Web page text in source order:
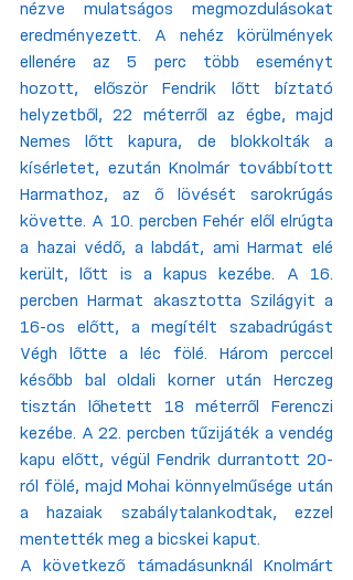
nézve mulatságos megmozdulásokat
eredményezett. A nehéz körülmények
ellenére az 5 perc több eseményt
hozott, először Fendrik lőtt bíztató
helyzetből, 22 méterről az égbe, majd
Nemes lőtt kapura, de blokkolták a
kísérletet, ezután Knolmár továbbított
Harmathoz, az ő lövését sarokrúgás
követte. A 10. percben Fehér elől elrúgta
a hazai védő, a labdát, ami Harmat elé
került, lőtt is a kapus kezébe. A 16.
percben Harmat akasztotta Szilágyit a
16-os előtt, a megítélt szabadrúgást
Végh lőtte a léc fölé. Három perccel
később bal oldali korner után Herczeg
tisztán lőhetett 18 méterről Ferenczi
kezébe. A 22. percben tűzijáték a vendég
kapu előtt, végül Fendrik durrantott 20-
ról fölé, majd Mohai könnyelműsége után
a hazaiak szabálytalankodtak, ezzel
mentették meg a bicskei kaput.
A következő támadásunknál Knolmárt